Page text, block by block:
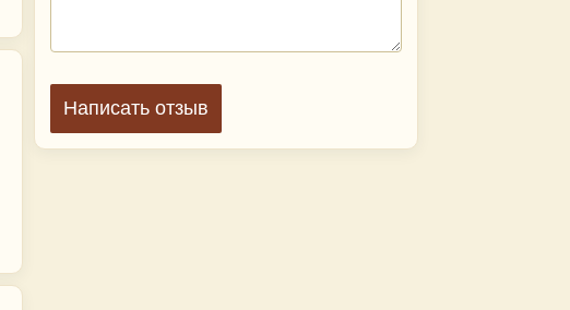
Написать отзыв